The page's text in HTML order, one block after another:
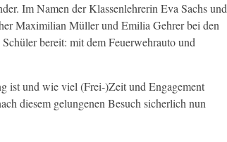
Im Namen der Klassenlehrerin Eva Sachs und
Maximilian Müller und Emilia Gehrer bei den
bereit: mit dem Feuerwehrauto und
ist und wie viel (Frei-)Zeit und Engagement
diesem gelungenen Besuch sicherlich nun